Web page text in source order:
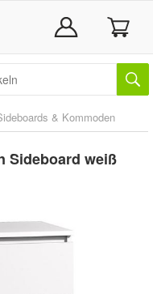
& Kommoden
Sideboard weiß